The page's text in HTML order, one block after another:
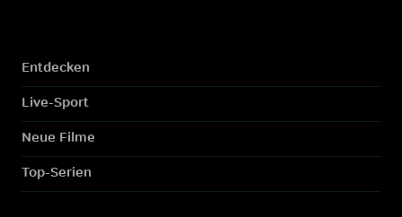
Entdecken
Live-Sport
Neue Filme
Top-Serien